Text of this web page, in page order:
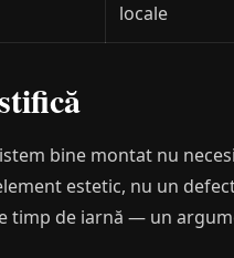
locale
bine montat nu
estetic, nu un
timp de iarnă — un